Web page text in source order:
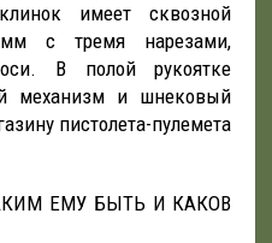
имеет сквозной
с тремя нарезами,
В полой рукоятке
механизм и шнековый
пистолета-пулемета
ЕМУ БЫТЬ И КАКОВ